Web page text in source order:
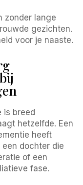
zonder lange
gezichten.
voor je naaste.
is breed
hetzelfde. Een
heeft
dochter die
of een
fase.